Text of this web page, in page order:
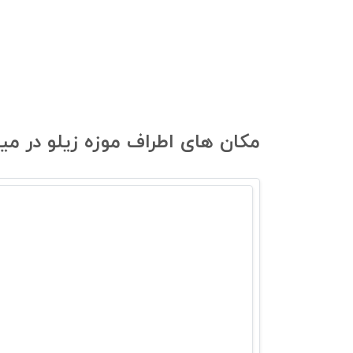
مکان های اطراف موزه‌ زیلو در